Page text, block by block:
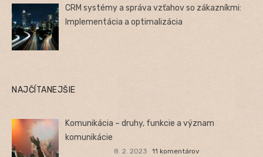
CRM systémy a správa vzťahov so zákazníkmi:
Implementácia a optimalizácia
NAJČÍTANEJŠIE
Komunikácia – druhy, funkcie a význam
komunikácie
8. 2. 2023 11 komentárov